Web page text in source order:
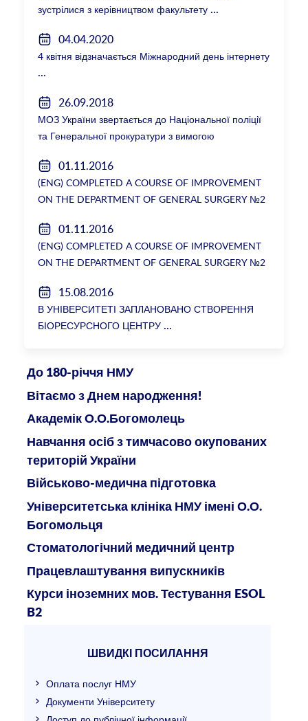
зустрілися з керівництвом факультету
04.04.2020
4 квітня відзначається Міжнародний день інтернету
26.09.2018
МОЗ України звертається до Національної поліції
та Генеральної прокуратури з вимогою
ректорки НМУ Катерини Амосової
01.11.2016
(ENG) COMPLETED A COURSE OF IMPROVEMENT
ON THE DEPARTMENT OF GENERAL SURGERY №2
01.11.2016
(ENG) COMPLETED A COURSE OF IMPROVEMENT
ON THE DEPARTMENT OF GENERAL SURGERY №2
15.08.2016
В УНІВЕРСИТЕТІ ЗАПЛАНОВАНО СТВОРЕННЯ
БІОРЕСУРСНОГО ЦЕНТРУ
До 180-річчя НМУ
Вітаємо з Днем народження!
Академік О.О.Богомолець
Навчання осіб з тимчасово окупованих
територій України
Військово-медична підготовка
Університетська клініка НМУ імені О.О.
Богомольця
Стоматологічний медичний центр
Працевлаштування випускників
Курси іноземних мов. Тестування ESOL
B2
ШВИДКІ ПОСИЛАННЯ
Оплата послуг НМУ
Документи Університету